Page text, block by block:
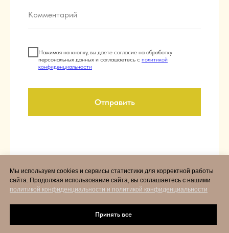
Мы используем cookies и сервисы статистики для корректной работы
сайта. Продолжая использование сайта, вы соглашаетесь с нашими
политикой конфиденциальности и политикой конфиденциальности
Принять все
Нажимая на кнопку, вы даете согласие на обработку
персональных данных и соглашаетесь c политикой
конфиденциальности
Отправить